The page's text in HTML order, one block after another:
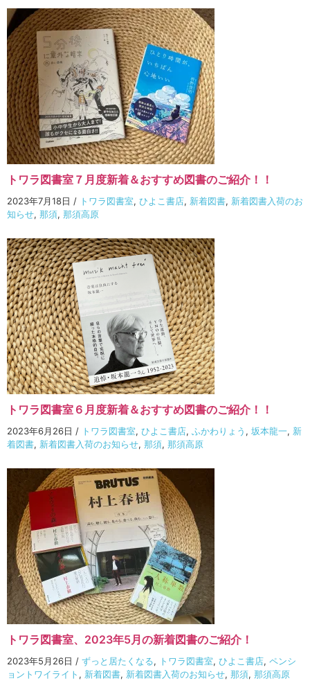
トワラ図書室７月度新着＆おすすめ図書のご紹介！！
2023年7月18日 / トワラ図書室, ひよこ書店, 新着図書, 新着図書入荷のお
知らせ, 那須, 那須高原
トワラ図書室６月度新着＆おすすめ図書のご紹介！！
2023年6月26日 / トワラ図書室, ひよこ書店, ふかわりょう , 坂本龍一, 新
着図書, 新着図書入荷のお知らせ, 那須, 那須高原
トワラ図書室、2023年5月の新着図書のご紹介！
2023年5月26日 / ずっと居たくなる, トワラ図書室, ひよこ書店, ペンシ
ョントワイライト , 新着図書, 新着図書入荷のお知らせ, 那須, 那須高原